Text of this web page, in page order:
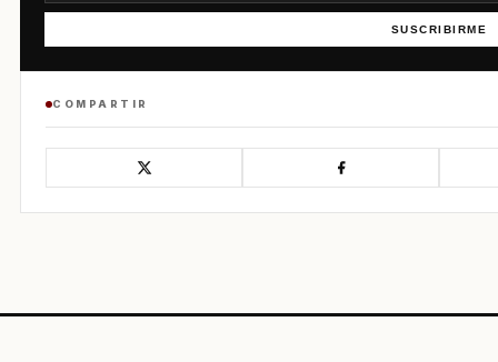
SUSCRIBIRME
COMPARTIR